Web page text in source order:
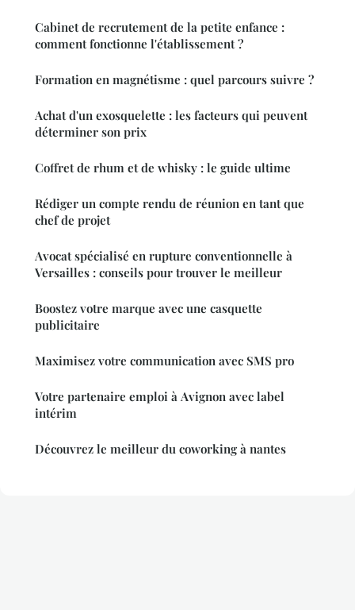
Cabinet de recrutement de la petite enfance :
comment fonctionne l'établissement ?
Formation en magnétisme : quel parcours suivre ?
Achat d'un exosquelette : les facteurs qui peuvent
déterminer son prix
Coffret de rhum et de whisky : le guide ultime
Rédiger un compte rendu de réunion en tant que
chef de projet
Avocat spécialisé en rupture conventionnelle à
Versailles : conseils pour trouver le meilleur
Boostez votre marque avec une casquette
publicitaire
Maximisez votre communication avec SMS pro
Votre partenaire emploi à Avignon avec label
intérim
Découvrez le meilleur du coworking à nantes